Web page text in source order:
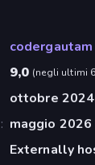
codergautam
9,0 (negli ultimi
ottobre 2024
maggio 2026
Externally